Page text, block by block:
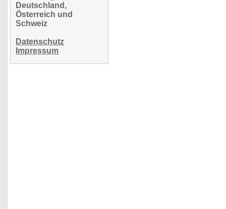
Deutschland,
Österreich und
Schweiz
Datenschutz
Impressum